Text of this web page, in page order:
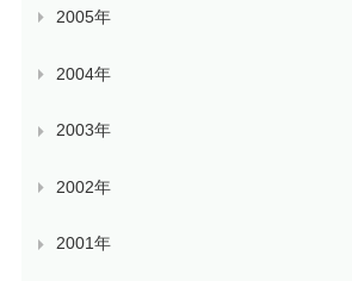
2005年
2004年
2003年
2002年
2001年